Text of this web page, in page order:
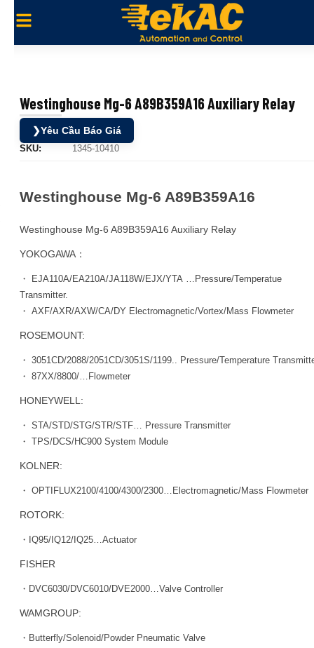
Westinghouse Mg-6 A89B359A16 Auxiliary Relay
❯Yêu Cầu Báo Giá
SKU: 1345-10410
Westinghouse Mg-6 A89B359A16
Westinghouse Mg-6 A89B359A16 Auxiliary Relay
YOKOGAWA：
・ EJA110A/EA210A/JA118W/EJX/YTA …Pressure/Temperatue
Transmitter.
・ AXF/AXR/AXW/CA/DY Electromagnetic/Vortex/Mass Flowmeter
ROSEMOUNT:
・ 3051CD/2088/2051CD/3051S/1199.. Pressure/Temperature
・ 87XX/8800/…Flowmeter
HONEYWELL:
・ STA/STD/STG/STR/STF… Pressure Transmitter
・ TPS/DCS/HC900 System Module
KOLNER:
・ OPTIFLUX2100/4100/4300/2300…Electromagnetic/Mass Flowmeter
ROTORK:
・IQ95/IQ12/IQ25…Actuator
FISHER
・DVC6030/DVC6010/DVE2000…Valve Controller
WAMGROUP:
・Butterfly/Solenoid/Powder Pneumatic Valve